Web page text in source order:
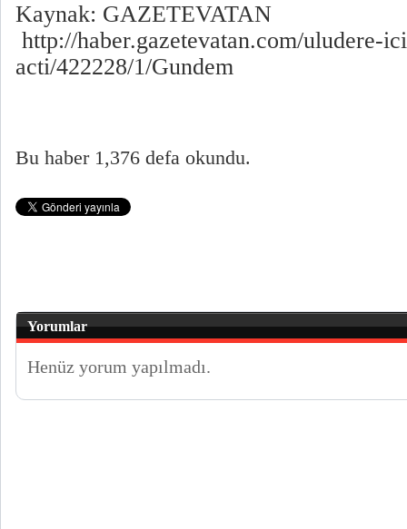
Kaynak: GAZETEVATAN
http://haber.gazetevatan.com/uludere-
acti/422228/1/Gundem
Bu haber 1,376 defa okundu.
Yorumlar
Henüz yorum yapılmadı.